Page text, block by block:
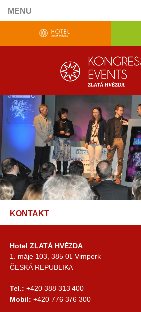
MENU
KONTAKT
Hotel ZLATÁ HVĚZDA
1. máje 103, 385 01 Vimperk
ČESKÁ REPUBLIKA
Tel.: +420 388 313 400
Mobil: +420 776 376 300